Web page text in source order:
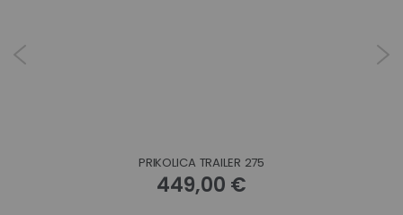
PRIKOLICA TRAILER 275
449,00 €